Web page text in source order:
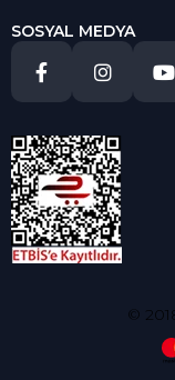
SOSYAL MEDYA
©